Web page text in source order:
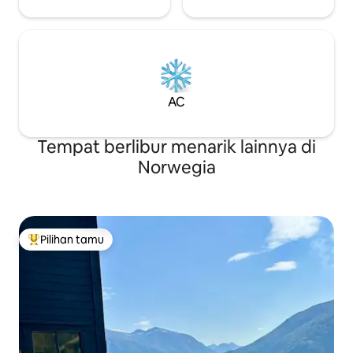
AC
Tempat berlibur menarik lainnya di
Norwegia
Pilihan tamu terpopuler
Pilihan tamu